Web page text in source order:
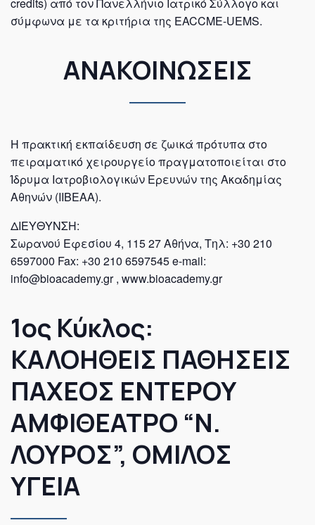
σύμφωνα με τα κριτήρια της EACCME-UEMS.
ΑΝΑΚΟΙΝΩΣΕΙΣ
Η πρακτική εκπαίδευση σε ζωικά πρότυπα στο
πειραματικό χειρουργείο πραγματοποιείται στο
Ίδρυμα Ιατροβιολογικών Ερευνών της Ακαδημίας
Αθηνών (ΙΙΒΕΑΑ).
ΔΙΕYΘΥΝΣΗ:
Σωρανού Εφεσίου 4, 115 27 Αθήνα, Tηλ: +30 210
6597000 Fax: +30 210 6597545 e-mail:
info@bioacademy.gr , www.bioacademy.gr
1ος Κύκλος:
ΚΑΛΟΗΘΕΙΣ ΠΑΘΗΣΕΙΣ
ΠΑΧΕΟΣ ΕΝΤΕΡΟΥ
ΑΜΦΙΘΕΑΤΡΟ “Ν.
ΛΟΥΡΟΣ”, ΟΜΙΛΟΣ
ΥΓΕΙΑ